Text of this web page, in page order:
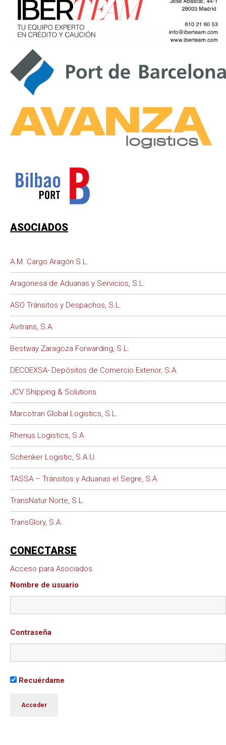
ASOCIADOS
A.M. Cargo Aragón S.L.
Aragonesa de Aduanas y Servicios, S.L.
ASO Tránsitos y Despachos, S.L.
Avitrans, S.A.
Bestway Zaragoza Forwarding, S.L.
DECOEXSA- Depósitos de Comercio Exterior, S.A.
JCV Shipping & Solutions
Marcotran Global Logistics, S.L.
Rhenus Logistics, S.A.
Schenker Logistic, S.A.U.
TASSA – Tránsitos y Aduanas el Segre, S.A.
TransNatur Norte, S.L.
TransGlory, S.A.
CONECTARSE
Acceso para Asociados.
Nombre de usuario
Contraseña
Recuérdame